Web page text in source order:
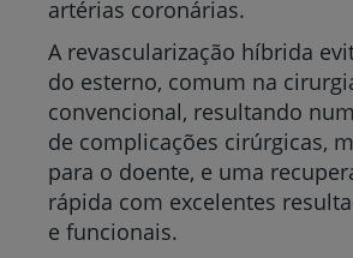
artérias coronárias.
A revascularização híbrida
do esterno, comum na
convencional, resultando
de complicações cirúrgicas,
para o doente, e uma
rápida com excelentes
e funcionais.